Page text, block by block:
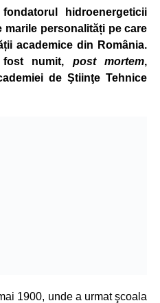
hidroenergeticii
marile personalități pe care
academice din România.
fost numit, post mortem,
de Ştiinţe Tehnice
1900, unde a urmat şcoala